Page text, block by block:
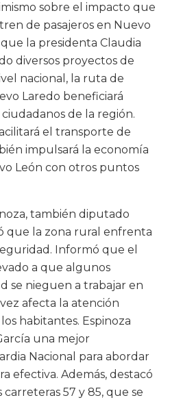
sobre el impacto que
de pasajeros en Nuevo
la presidenta Claudia
diversos proyectos de
nacional, la ruta de
Laredo beneficiará
de la región.
el transporte de
impulsará la economía
León con otros puntos
también diputado
que la zona rural enfrenta
Informó que el
a que algunos
se nieguen a trabajar en
afecta la atención
habitantes. Espinoza
una mejor
Nacional para abordar
efectiva. Además, destacó
carreteras 57 y 85, que se